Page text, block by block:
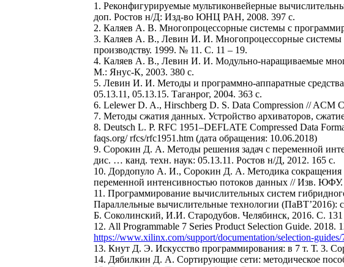
1. Реконфигурируемые мультиконвейерные
доп. Ростов н/Д: Изд-во ЮНЦ РАН, 2008. 397 с.
2. Каляев А. В. Многопроцессорные системы с
3. Каляев А. В., Левин И. И. Многопроцессорные системы
производству. 1999. № 11. С. 11 – 19.
4. Каляев А. В., Левин И. И. Модульно-наращиваемые
М.: Янус-К, 2003. 380 с.
5. Левин И. И. Методы и программно-аппаратные
05.13.11, 05.13.15. Таганрог, 2004. 363 с.
6. Lelewer D. A., Hirschberg D. S. Data Compression // ACM
7. Методы сжатия данных. Устройство архиваторов,
8. Deutsch L. P. RFC 1951–DEFLATE Compressed Data
faqs.org/ rfcs/rfc1951.htm (дата обращения: 10.06.2018)
9. Сорокин Д. А. Методы решения задач с переменной
дис. … канд. техн. наук: 05.13.11. Ростов н/Д, 2012. 165 с.
10. Дордопуло А. И., Сорокин Д. А. Методика сокращения
переменной интенсивностью потоков данных // Изв.
11. Программирование вычислительных систем
Параллельные вычислительные технологии (ПаВТ’2016):
Б. Соколинский, И.И. Стародубов. Челябинск, 2016. С. 131
12. All Programmable 7 Series Product Selection Guide.
https://www.xilinx.com/support/documentation/selection-
13. Кнут Д. Э. Искусство программирования: в 7 т. Т. 3.
14. Дябилкин Д. А. Сортирующие сети: методическое